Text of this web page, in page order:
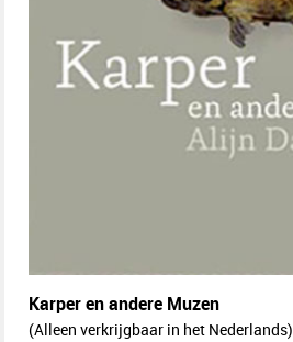
Karper en andere Muzen
(Alleen verkrijgbaar in het Nederlands)